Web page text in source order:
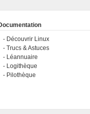
Découvrir Linux
Trucs & Astuces
Léannuaire
Logithèque
Pilothèque